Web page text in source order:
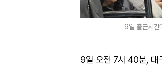
9일 출근시간
9일 오전 7시 40분, 대